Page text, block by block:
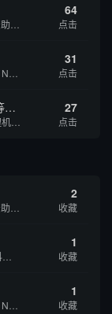
64
点击
31
点击
Radix注册局（管理.site、.online等顶级域名） 27
点击
2
收藏
1
收藏
1
收藏